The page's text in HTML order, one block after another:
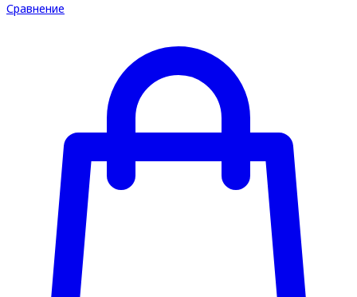
Сравнение